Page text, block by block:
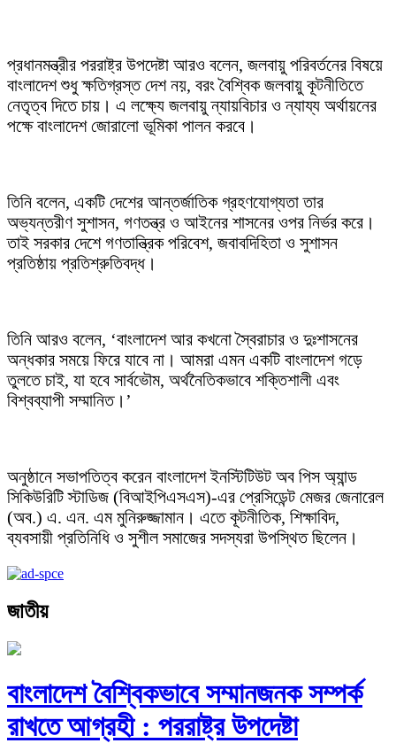
প্রধানমন্ত্রীর পররাষ্ট্র উপদেষ্টা আরও বলেন, জলবায়ু পরিবর্তনের বিষয়ে
বাংলাদেশ শুধু ক্ষতিগ্রস্ত দেশ নয়, বরং বৈশ্বিক জলবায়ু কূটনীতিতে
নেতৃত্ব দিতে চায়। এ লক্ষ্যে জলবায়ু ন্যায়বিচার ও ন্যায্য অর্থায়নের
পক্ষে বাংলাদেশ জোরালো ভূমিকা পালন করবে।
তিনি বলেন, একটি দেশের আন্তর্জাতিক গ্রহণযোগ্যতা তার
অভ্যন্তরীণ সুশাসন, গণতন্ত্র ও আইনের শাসনের ওপর নির্ভর করে।
তাই সরকার দেশে গণতান্ত্রিক পরিবেশ, জবাবদিহিতা ও সুশাসন
প্রতিষ্ঠায় প্রতিশ্রুতিবদ্ধ।
তিনি আরও বলেন, ‘বাংলাদেশ আর কখনো স্বৈরাচার ও দুঃশাসনের
অন্ধকার সময়ে ফিরে যাবে না। আমরা এমন একটি বাংলাদেশ গড়ে
তুলতে চাই, যা হবে সার্বভৌম, অর্থনৈতিকভাবে শক্তিশালী এবং
বিশ্বব্যাপী সম্মানিত।’
অনুষ্ঠানে সভাপতিত্ব করেন বাংলাদেশ ইনস্টিটিউট অব পিস অ্যান্ড
সিকিউরিটি স্টাডিজ (বিআইপিএসএস)-এর প্রেসিডেন্ট মেজর জেনারেল
(অব.) এ. এন. এম মুনিরুজ্জামান। এতে কূটনীতিক, শিক্ষাবিদ,
ব্যবসায়ী প্রতিনিধি ও সুশীল সমাজের সদস্যরা উপস্থিত ছিলেন।
জাতীয়
বাংলাদেশ বৈশ্বিকভাবে সম্মানজনক সম্পর্ক
রাখতে আগ্রহী : পররাষ্ট্র উপদেষ্টা